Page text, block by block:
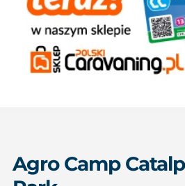
Agro Camp